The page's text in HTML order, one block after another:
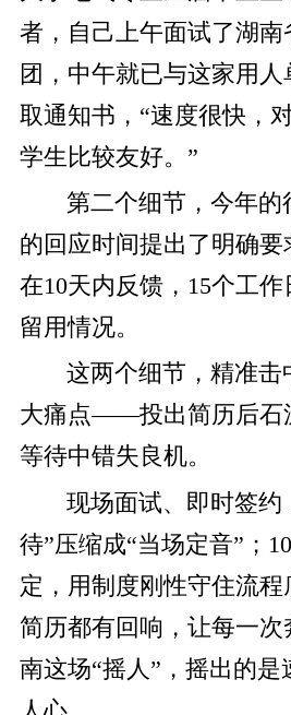
者，自己上午面试了湖南
团，中午就已与这家用
取通知书，“速度很快，
学生比较友好。”
第二个细节，今年的
的回应时间提出了明确要
在10天内反馈，15个工
留用情况。
这两个细节，精准击
大痛点——投出简历后石
等待中错失良机。
现场面试、即时签约
待”压缩成“当场定音”；
定，用制度刚性守住流
简历都有回响，让每一次
南这场“摇人”，摇出的是